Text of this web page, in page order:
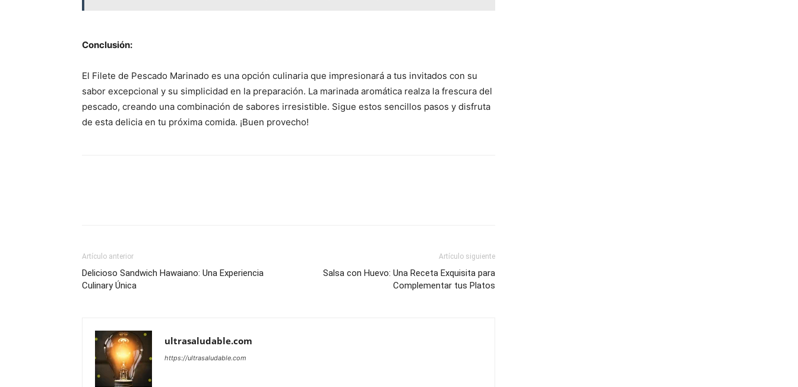
Conclusión:
El Filete de Pescado Marinado es una opción culinaria que impresionará a tus invitados con su
sabor excepcional y su simplicidad en la preparación. La marinada aromática realza la frescura del
pescado, creando una combinación de sabores irresistible. Sigue estos sencillos pasos y disfruta
de esta delicia en tu próxima comida. ¡Buen provecho!
Artículo anterior
Delicioso Sandwich Hawaiano: Una Experiencia
Culinary Única
Artículo siguiente
Salsa con Huevo: Una Receta Exquisita para
Complementar tus Platos
ultrasaludable.com
https://ultrasaludable.com